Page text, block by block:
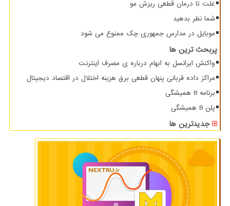
علت تا درمان قطعی ریزش مو
شما نظر بدهید
موبایل در مدارس جمهوری چک ممنوع می شود
پربحث ترین ها
واکنش ایرانسل به ابهام درباره ی مصرف اینترنت
مراکز داده قربانی پنهان قطعی برق هزینه اختلال در اقتصاد دیجیتال
برنامه B همیشگی
پلن B همیشگی
جدیدترین ها